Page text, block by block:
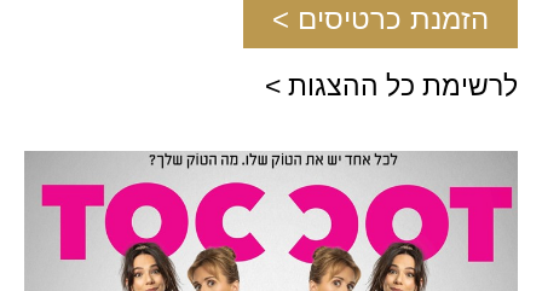
הזמנת כרטיסים >
לרשימת כל ההצגות >